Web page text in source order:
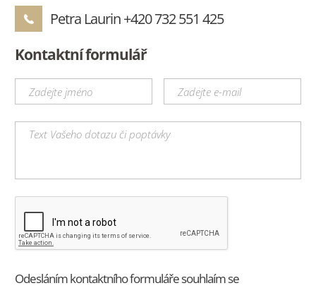
Petra Laurin +420 732 551 425
Kontaktní formulář
Odesláním kontaktního formuláře souhlaím se